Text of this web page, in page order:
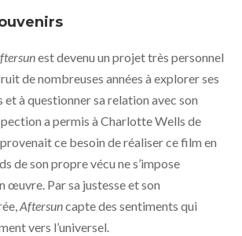
est devenu un projet très personnel
de nombreuses années à explorer ses
à questionner sa relation avec son
a permis à Charlotte Wells de
ce besoin de réaliser ce film en
de son propre vécu ne s’impose
œuvre. Par sa justesse et son
Aftersuncapte des sentiments qui
vers l’universel.